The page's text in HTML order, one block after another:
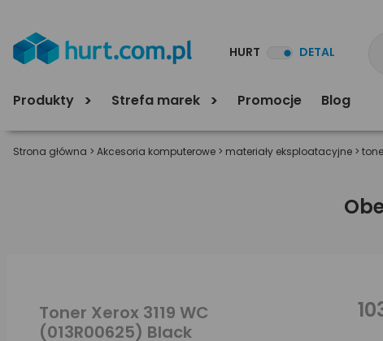
HURT DETAL
Produkty Strefa marek Promocje Blog
Strona główna > Akcesoria komputerowe > materiały eksploatacyjne >
Toner Xerox 3119 WC
(013R00625) Black